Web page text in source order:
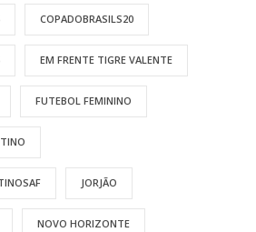
COPADOBRASILS20
EM FRENTE TIGRE VALENTE
FUTEBOL FEMININO
JORJÃO
NOVO HORIZONTE